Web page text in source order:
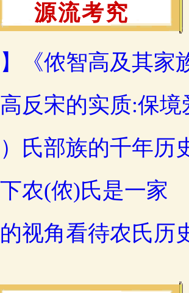
源流考究
】《侬智高及其
反宋的实质:保
氏部族的千年历
农(侬)氏是一家
视角看待农氏